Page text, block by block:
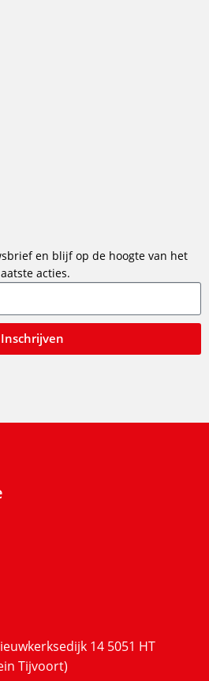
en blijf op de hoogte van het
acties.
Inschrijven
14 5051 HT
Tijvoort)